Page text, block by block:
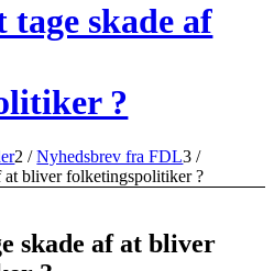
skade af
?
2 / Nyhedsbrev fra FDL3 /
at bliver folketingspolitiker ?
skade af at bliver